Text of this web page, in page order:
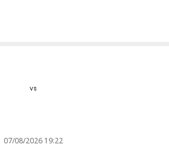
vs
07/08/2026 19:22